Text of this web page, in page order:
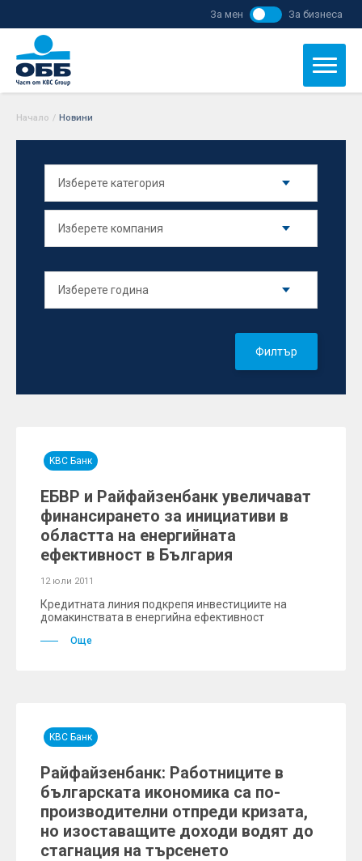
За мен За бизнеса
Начало / Новини
Филтър
KBC Банк
ЕБВР и Райфайзенбанк увеличават
финансирането за инициативи в
областта на енергийната
ефективност в България
12 юли 2011
Кредитната линия подкрепя инвестициите на
домакинствата в енергийна ефективност
Още
KBC Банк
Райфайзенбанк: Работниците в
българската икономика са по-
производителни отпреди кризата,
но изоставащите доходи водят до
стагнация на търсенето